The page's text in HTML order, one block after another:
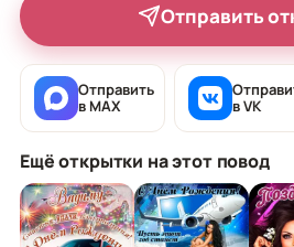
Отправить
Отправить
в MAX
в VK
Ещё открытки на этот повод